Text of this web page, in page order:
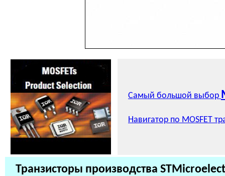
Самый большой выбор
Навигатор по MOSFET
Транзисторы производства